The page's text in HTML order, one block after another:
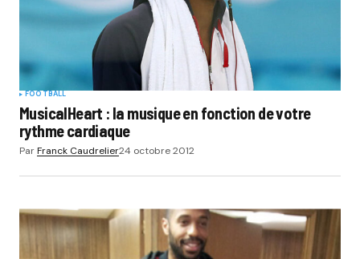
FOOTBALL
MusicalHeart : la musique en fonction de votre
rythme cardiaque
ParFranck Caudrelier24 octobre 2012